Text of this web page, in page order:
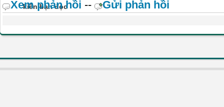
kiến bạn đọc
Xem phản hồi -- Gửi phản hồi